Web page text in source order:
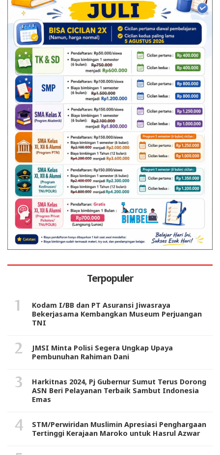
Terpopuler
Kodam I/BB dan PT Asuransi Jiwasraya
Bekerjasama Kembangkan Museum Perjuangan
TNI
JMSI Minta Polisi Segera Ungkap Upaya
Pembunuhan Rahiman Dani
Harkitnas 2024, Pj Gubernur Sumut Terus Dorong
ASN Beri Pelayanan Terbaik Sambut Indonesia
Emas
STM/Perwiridan Muslimin Apresiasi Penghargaan
Tertinggi Kerajaan Maroko untuk Hasrul Azwar